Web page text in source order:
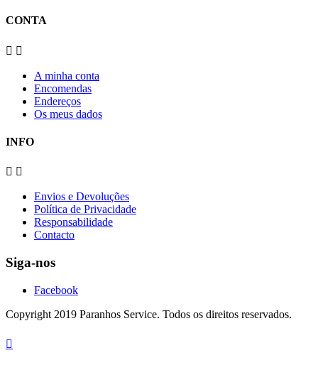
CONTA
 
A minha conta
Encomendas
Endereços
Os meus dados
INFO
 
Envios e Devoluções
Política de Privacidade
Responsabilidade
Contacto
Siga-nos
Facebook
Copyright 2019 Paranhos Service. Todos os direitos reservados.
